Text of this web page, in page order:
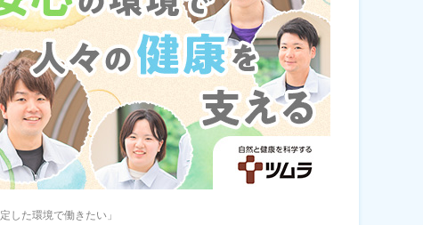
定した環境で働きたい」